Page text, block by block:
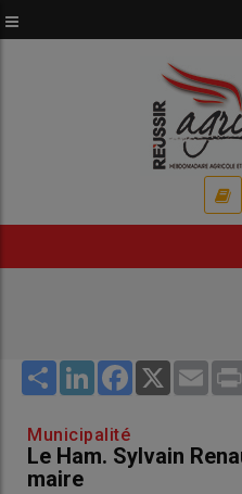
au
Share LinkedInFacebook
X Email
Municipalité
Le Ham. Sylvain
maire